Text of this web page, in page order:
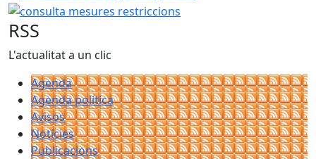
RSS
L'actualitat a un clic
Agenda
Agenda política
Avisos
Notícies
Publicacions